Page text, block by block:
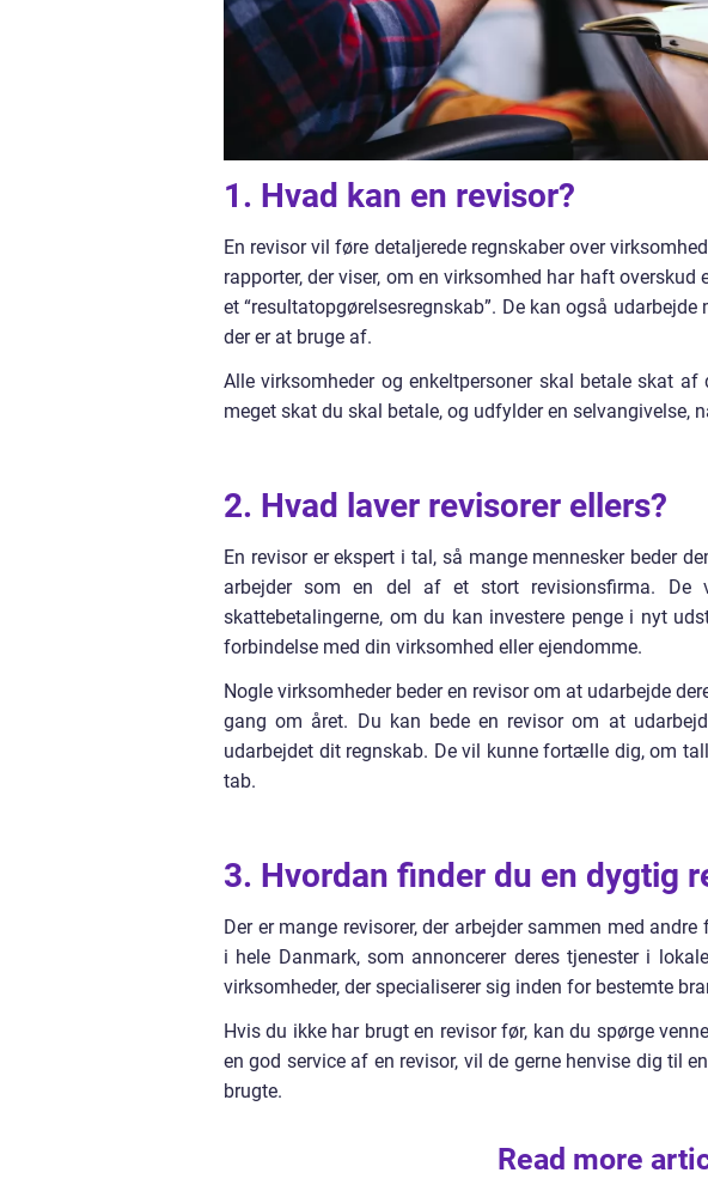
1. Hvad kan en revisor?
En revisor vil føre detaljerede regnskaber over
rapporter, der viser, om en virksomhed har haft
et “resultatopgørelsesregnskab”. De kan også
der er at bruge af.
Alle virksomheder og enkeltpersoner skal betale skat af
meget skat du skal betale, og udfylder en selvangivelse,
2. Hvad laver revisorer ellers?
En revisor er ekspert i tal, så mange mennesker beder
arbejder som en del af et stort revisionsfirma. De
skattebetalingerne, om du kan investere penge i nyt
forbindelse med din virksomhed eller ejendomme.
Nogle virksomheder beder en revisor om at udarbejde
gang om året. Du kan bede en revisor om at
udarbejdet dit regnskab. De vil kunne fortælle dig, om
tab.
3. Hvordan finder du en dygtig
Der er mange revisorer, der arbejder sammen med
i hele Danmark, som annoncerer deres tjenester i
virksomheder, der specialiserer sig inden for bestemte
Hvis du ikke har brugt en revisor før, kan du spørge
en god service af en revisor, vil de gerne henvise dig til en
brugte.
Read more